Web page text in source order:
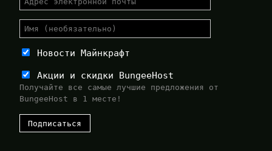
Новости Майнкрафт
Акции и скидки BungeeHost
Получайте все самые лучшие предложения от
BungeeHost в 1 месте!